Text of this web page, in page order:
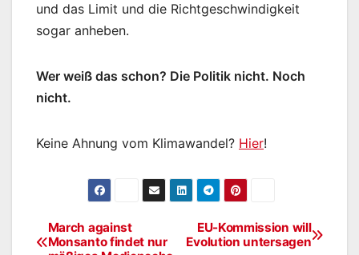
und das Limit und die Richtgeschwindigkeit
sogar anheben.
Wer weiß das schon? Die Politik nicht. Noch
nicht.
Keine Ahnung vom Klimawandel? Hier!
Beitragsnavigation
EU-Kommission will
Evolution untersagen
March against
Monsanto findet nur